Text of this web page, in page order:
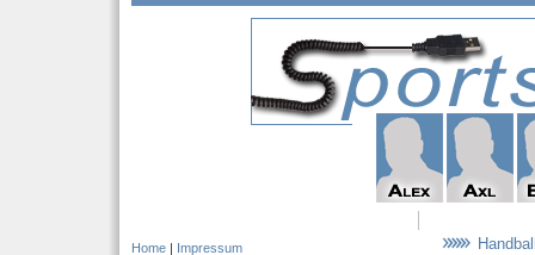
Home | Impressum